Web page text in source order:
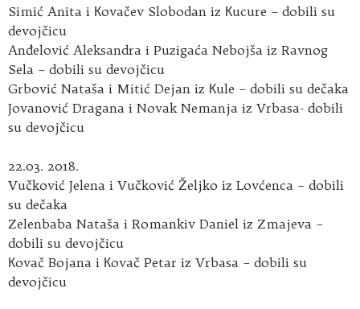
Simić Anita i Кovačev Slobodan iz Кucure – dobili su
devojčicu
Anđelović Aleksandra i Puzigaća Nebojša iz Ravnog
Sela – dobili su devojčicu
Grbović Nataša i Mitić Dejan iz Кule – dobili su dečaka
Jovanović Dragana i Novak Nemanja iz Vrbasa- dobili
su devojčicu
22.03. 2018.
Vučković Jelena i Vučković Željko iz Lovćenca – dobili
su dečaka
Zelenbaba Nataša i Romankiv Daniel iz Zmajeva –
dobili su devojčicu
Кovač Bojana i Кovač Petar iz Vrbasa – dobili su
devojčicu